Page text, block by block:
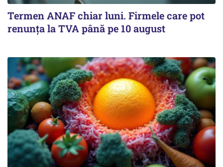
Termen ANAF chiar luni. Firmele care pot
renunța la TVA până pe 10 august